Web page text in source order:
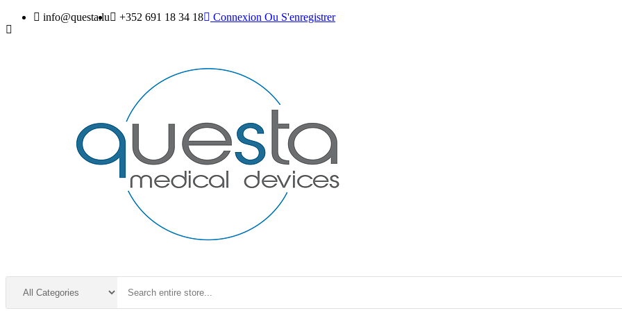
info@questa.lu +352 691 18 34 18 Connexion Ou S'enregistrer